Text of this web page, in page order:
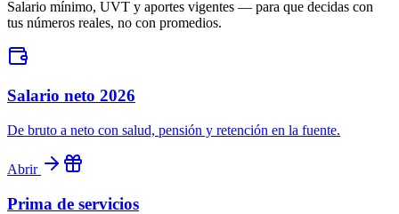
Salario mínimo, UVT y aportes vigentes — para que decidas con
tus números reales, no con promedios.
Salario neto 2026
De bruto a neto con salud, pensión y retención en la fuente.
Abrir
Prima de servicios